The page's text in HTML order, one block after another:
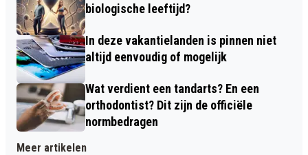
biologische leeftijd?
In deze vakantielanden is pinnen niet
altijd eenvoudig of mogelijk
Wat verdient een tandarts? En een
orthodontist? Dit zijn de officiële
normbedragen
Meer artikelen